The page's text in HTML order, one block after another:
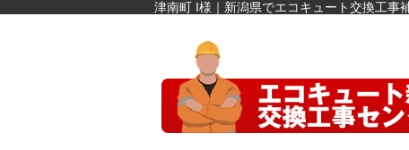
津南町 I様｜新潟県でエコキュート交換工事